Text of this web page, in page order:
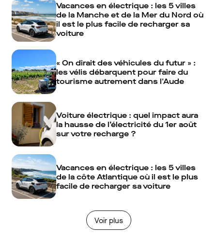
Vacances en électrique : les 5 villes
de la Manche et de la Mer du Nord où
il est le plus facile de recharger sa
voiture
« On dirait des véhicules du futur » :
les vélis débarquent pour faire du
tourisme autrement dans l'Aude
Voiture électrique : quel impact aura
la hausse de l’électricité du 1er août
sur votre recharge ?
Vacances en électrique : les 5 villes
de la côte Atlantique où il est le plus
facile de recharger sa voiture
Voir plus